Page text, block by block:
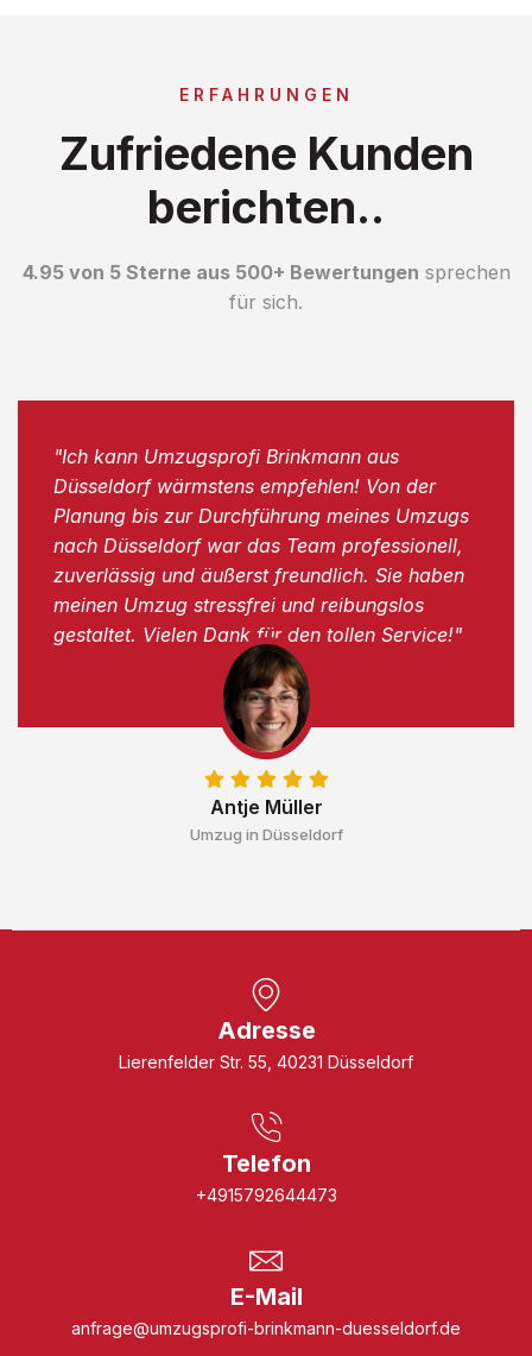
ERFAHRUNGEN
Zufriedene Kunden
berichten..
4.95 von 5 Sterne aus 500+ Bewertungen sprechen
für sich.
Antje Müller
Umzug in Düsseldorf
"Ich kann Umzugsprofi Brinkmann aus
Düsseldorf wärmstens empfehlen! Von der
Planung bis zur Durchführung meines Umzugs
nach Düsseldorf war das Team professionell,
zuverlässig und äußerst freundlich. Sie haben
meinen Umzug stressfrei und reibungslos
gestaltet. Vielen Dank für den tollen Service!"
Adresse
Lierenfelder Str. 55, 40231 Düsseldorf
Telefon
+4915792644473
E-Mail
anfrage@umzugsprofi-brinkmann-duesseldorf.de